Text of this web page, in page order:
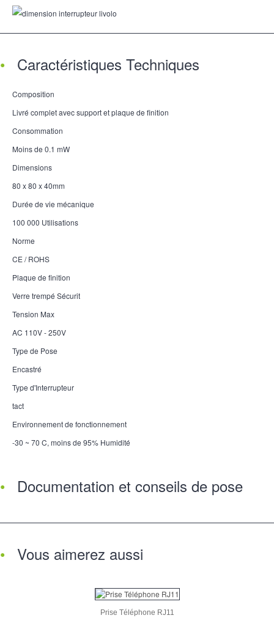
Caractéristiques Techniques
Composition
Livré complet avec support et plaque de finition
Consommation
Moins de 0.1 mW
Dimensions
80 x 80 x 40mm
Durée de vie mécanique
100 000 Utilisations
Norme
CE / ROHS
Plaque de finition
Verre trempé Sécurit
Tension Max
AC 110V - 250V
Type de Pose
Encastré
Type d'Interrupteur
tact
Environnement de fonctionnement
-30 ~ 70 C, moins de 95% Humidité
Documentation et conseils de pose
Vous aimerez aussi
Prise Téléphone RJ11